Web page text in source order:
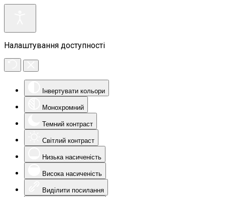
Налаштування доступності
Інвертувати кольори
Монохромний
Темний контраст
Світлий контраст
Низька насиченість
Висока насиченість
Виділити посилання